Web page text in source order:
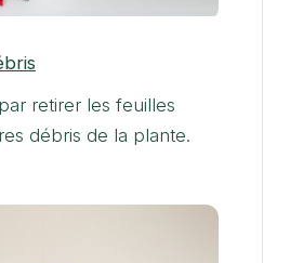
retirer les feuilles
débris de la plante.